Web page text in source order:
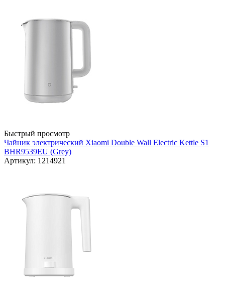
Быстрый просмотр
Чайник электрический Xiaomi Double Wall Electric Kettle S1
BHR9539EU (Grey)
Артикул: 1214921